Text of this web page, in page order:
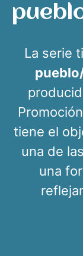
La serie
tiene el
una de
una